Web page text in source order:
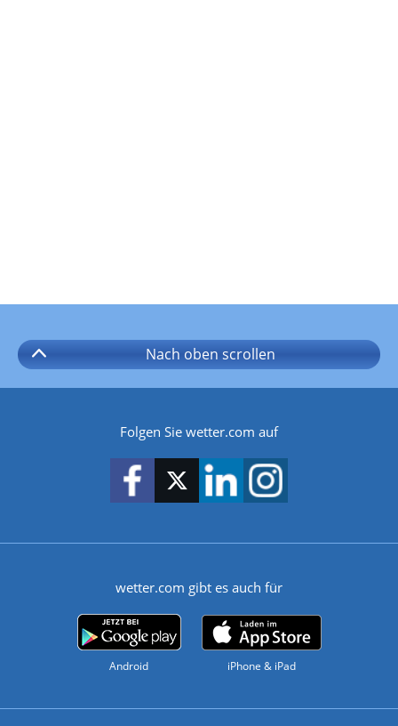
Nach oben scrollen
Folgen Sie wetter.com auf
wetter.com gibt es auch für
Android iPhone & iPad